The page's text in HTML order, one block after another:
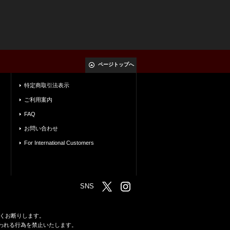
ページトップへ
特定商取引法表示
ご利用案内
FAQ
お問い合わせ
For International Customers
SNS
お断りします。
る行為を禁止いたします。